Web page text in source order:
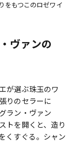
をもつこのロゼワイ
ヴァンの
が選ぶ珠玉のワ
りのセラーに
ラン・ヴァン
トを開くと、造り
くすぐる。シャン